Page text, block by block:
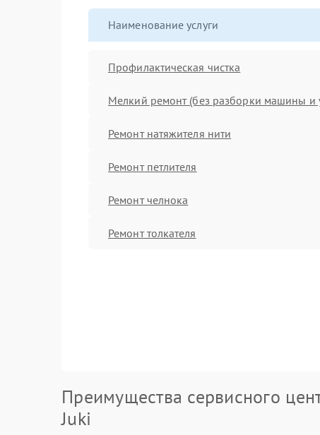
Наименование услуги
Профилактическая чистка
Мелкий ремонт (без разборки машины и
Ремонт натяжителя нити
Ремонт петлителя
Ремонт челнока
Ремонт толкателя
Преимущества сервисного
Juki